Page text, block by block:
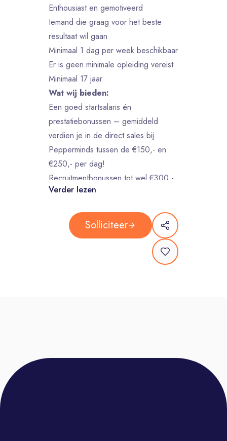
Enthousiast en gemotiveerd
Iemand die graag voor het beste
resultaat wil gaan
Minimaal 1 dag per week beschikbaar
Er is geen minimale opleiding vereist
Minimaal 17 jaar
Wat wij bieden:
Een goed startsalaris én
prestatiebonussen – gemiddeld
verdien je in de direct sales bij
Pepperminds tussen de €150,- en
€250,- per dag!
Recruitmentbonussen tot wel €300,-
per vriend die jij aanbrengt –
Opleiding- en trainingsprogramma’s
van onze eigen PepperAcademy
De leukste feestjes, borrels en
evenementen – enjoy the ride!
waar je het beste uit jezelf leert
Verder lezen
Solliciteer